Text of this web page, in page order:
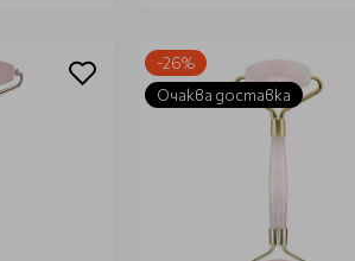
-26%
Очаква доставка